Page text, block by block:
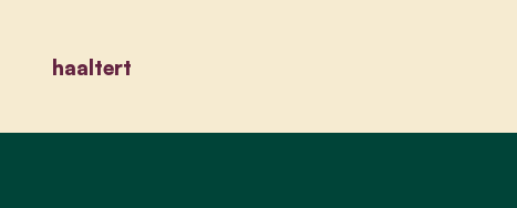
haaltert